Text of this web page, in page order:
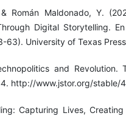
Román Maldonado, Y.
Digital Storytelling.
63). University of Texas
and Revolution.
http://www.jstor.org/stable/
Capturing Lives,